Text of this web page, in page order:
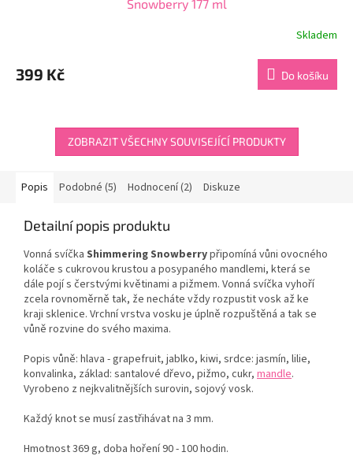
Snowberry 177 ml
produktu
je
Skladem
399 Kč Do košíku
ZOBRAZIT VŠECHNY SOUVISEJÍCÍ PRODUKTY
Popis Podobné (5) Hodnocení (2) Diskuze
Detailní popis produktu
Vonná svíčka Shimmering Snowberrypřipomíná vůni ovocného
koláče s cukrovou krustou a posypaného mandlemi, která se
dále pojí s čerstvými květinami a pižmem. Vonná svíčka vyhoří
zcela rovnoměrně tak, že necháte vždy rozpustit vosk až ke
kraji sklenice. Vrchní vrstva vosku je úplně rozpuštěná a tak se
vůně rozvine do svého maxima.
Popis vůně: hlava - grapefruit, jablko, kiwi, srdce: jasmín, lilie,
konvalinka, základ: santalové dřevo, pižmo, cukr, mandle.
Vyrobeno z nejkvalitnějších surovin, sojový vosk.
Každý knot se musí zastřihávat na 3 mm.
Hmotnost 369 g, doba hoření 90 - 100 hodin.